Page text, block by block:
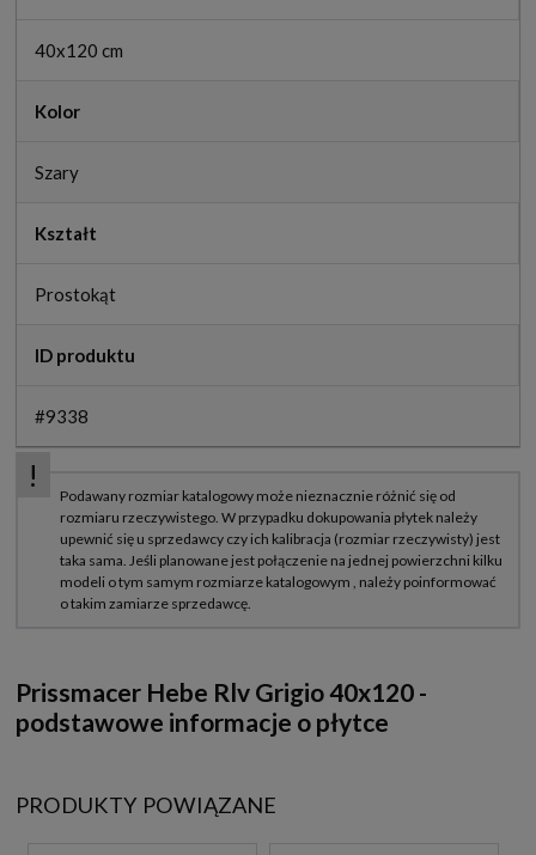
40x120 cm
Kolor
Szary
Kształt
Prostokąt
ID produktu
#9338
Prissmacer Hebe Rlv Grigio 40x120 -
podstawowe informacje o płytce
PRODUKTY POWIĄZANE